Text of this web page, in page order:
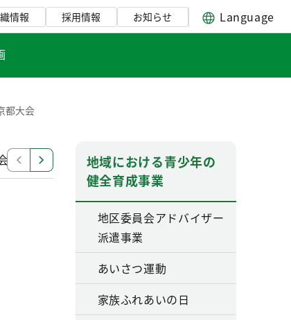
情報 採用情報 お知らせ Language
都大会
議 家族ふれあいの日 青少年育成ハンドブック
地域における青少年の
健全育成事業
地区委員会アドバイザー
派遣事業
あいさつ運動
家族ふれあいの日